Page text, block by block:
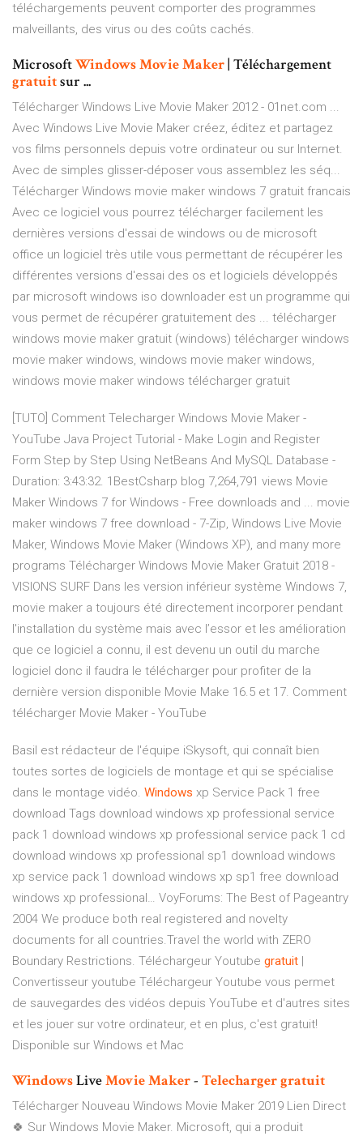
téléchargements peuvent comporter des programmes
malveillants, des virus ou des coûts cachés.
MicrosoftWindowsMovieMaker| Téléchargement
gratuitsur ...
Télécharger Windows Live Movie Maker 2012 - 01net.com ...
Avec Windows Live Movie Maker créez, éditez et partagez
vos films personnels depuis votre ordinateur ou sur Internet.
Avec de simples glisser-déposer vous assemblez les séq...
Télécharger Windows movie maker windows 7 gratuit francais
Avec ce logiciel vous pourrez télécharger facilement les
dernières versions d'essai de windows ou de microsoft
office un logiciel très utile vous permettant de récupérer les
différentes versions d'essai des os et logiciels développés
par microsoft windows iso downloader est un programme qui
vous permet de récupérer gratuitement des ... télécharger
windows movie maker gratuit (windows) télécharger windows
movie maker windows, windows movie maker windows,
windows movie maker windows télécharger gratuit
[TUTO] Comment Telecharger Windows Movie Maker -
YouTube Java Project Tutorial - Make Login and Register
Form Step by Step Using NetBeans And MySQL Database -
Duration: 3:43:32. 1BestCsharp blog 7,264,791 views Movie
Maker Windows 7 for Windows - Free downloads and ... movie
maker windows 7 free download - 7-Zip, Windows Live Movie
Maker, Windows Movie Maker (Windows XP), and many more
programs Télécharger Windows Movie Maker Gratuit 2018 -
VISIONS SURF Dans les version inférieur système Windows 7,
movie maker a toujours été directement incorporer pendant
l'installation du système mais avec l’essor et les amélioration
que ce logiciel a connu, il est devenu un outil du marche
logiciel donc il faudra le télécharger pour profiter de la
dernière version disponible Movie Make 16.5 et 17. Comment
télécharger Movie Maker - YouTube
Basil est rédacteur de l'équipe iSkysoft, qui connaît bien
toutes sortes de logiciels de montage et qui se spécialise
dans le montage vidéo. Windows xp Service Pack 1 free
download Tags download windows xp professional service
pack 1 download windows xp professional service pack 1 cd
download windows xp professional sp1 download windows
xp service pack 1 download windows xp sp1 free download
windows xp professional… VoyForums: The Best of Pageantry
2004 We produce both real registered and novelty
documents for all countries.Travel the world with ZERO
Boundary Restrictions. Téléchargeur Youtube gratuit
Convertisseur youtube Téléchargeur Youtube vous permet
de sauvegardes des vidéos depuis YouTube et d'autres sites
et les jouer sur votre ordinateur, et en plus, c'est gratuit!
Disponible sur Windows et Mac
WindowsLiveMovieMaker- Telechargergratuit
Télécharger Nouveau Windows Movie Maker 2019 Lien Direct
🍀 Sur Windows Movie Maker. Microsoft, qui a produit